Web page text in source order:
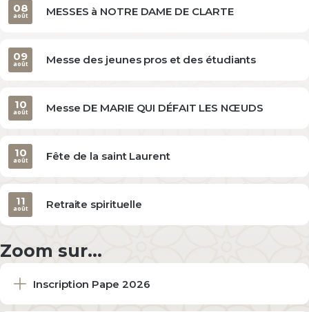
MESSES à NOTRE DAME DE CLARTE
08
août
Messe des jeunes pros et des étudiants
09
août
Messe DE MARIE QUI DÉFAIT LES NŒUDS
10
août
Fête de la saint Laurent
10
août
Retraite spirituelle
11
août
Zoom sur...
Inscription Pape 2026